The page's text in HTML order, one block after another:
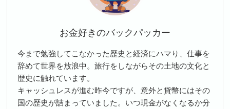
お金好きのバックパッカー
今まで勉強してこなかった歴史と経済にハマり、仕事を
辞めて世界を放浪中。旅行をしながらその土地の文化と
歴史に触れています。
キャッシュレスが進む昨今ですが、意外と貨幣にはその
国の歴史が詰まっていました。いつ現金がなくなるか分